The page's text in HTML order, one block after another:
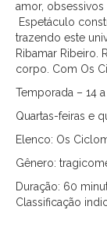
amor,
Espetáculo
trazendo este
Ribamar Ribeiro.
corpo. Com Os
Temporada – 14
Quartas-feiras e
Elenco: Os
Gênero:
Duração: 60
Classificação